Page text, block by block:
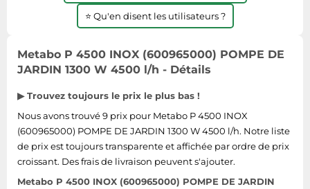
⭐ Qu'en disent les utilisateurs ?
Metabo P 4500 INOX (600965000) POMPE DE
JARDIN 1300 W 4500 l/h - Détails
▶ Trouvez toujours le prix le plus bas !
Nous avons trouvé 9 prix pour Metabo P 4500 INOX
(600965000) POMPE DE JARDIN 1300 W 4500 l/h. Notre liste
de prix est toujours transparente et affichée par ordre de prix
croissant. Des frais de livraison peuvent s'ajouter.
Metabo P 4500 INOX (600965000) POMPE DE JARDIN